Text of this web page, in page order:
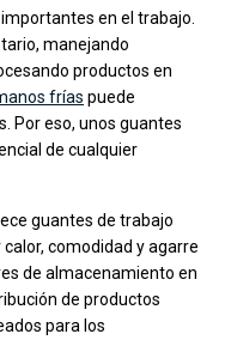
en el trabajo.
manejando
productos en
frías puede
Por eso, unos guantes
de cualquier
guantes de trabajo
comodidad y agarre
de almacenamiento en
de productos
para los